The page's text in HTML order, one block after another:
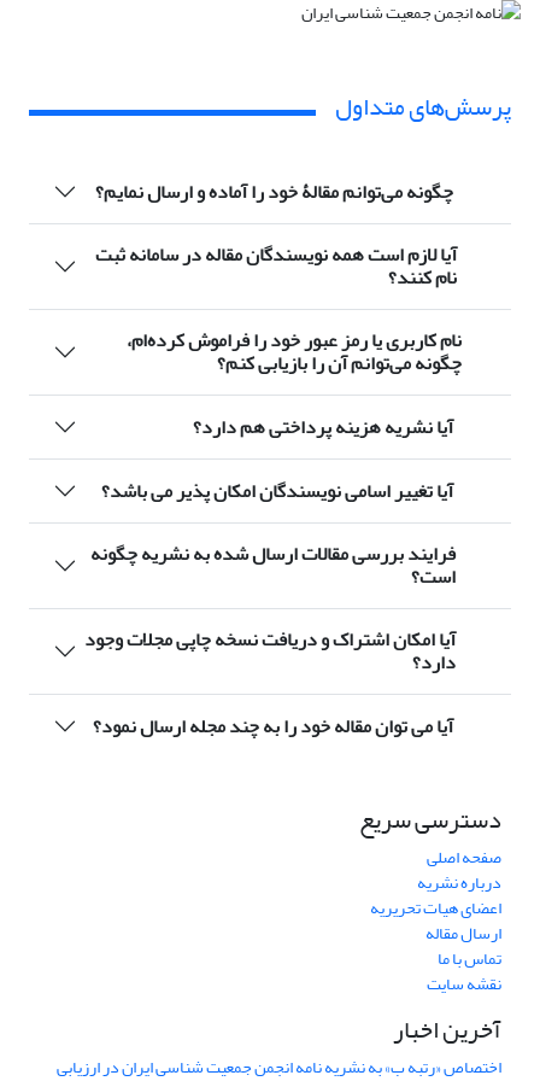
پرسش‌های متداول
چگونه می‌توانم مقالۀ خود را آماده و ارسال نمایم؟
آیا لازم است همه نویسندگان مقاله در سامانه ثبت
نام کنند؟
نام کاربری یا رمز عبور خود را فراموش کرده‌ام،
چگونه می‌توانم آن را بازیابی کنم؟
آیا نشریه هزینه پرداختی هم دارد؟
آیا تغییر اسامی نویسندگان امکان پذیر می باشد؟
فرایند بررسی مقالات ارسال شده به نشریه چگونه
است؟
آیا امکان اشتراک و دریافت نسخه چاپی مجلات وجود
دارد؟
آیا می توان مقاله خود را به چند مجله ارسال نمود؟
دسترسی سریع
صفحه اصلی
درباره نشریه
اعضای هیات تحریریه
ارسال مقاله
تماس با ما
نقشه سایت
آخرین اخبار
اختصاص «رتبه ب» به نشریه نامه انجمن جمعیت شناسی ایران در ارزیابی